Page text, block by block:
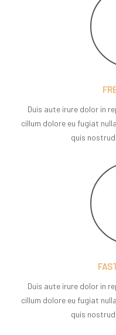
Duis aute irure dolor in
cillum dolore eu fugiat
quis
Duis aute irure dolor in
cillum dolore eu fugiat
quis